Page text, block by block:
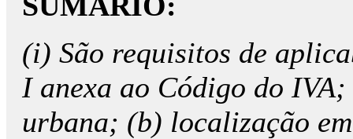
(i) São requisitos de
I anexa ao Código do
urbana; (b) localização